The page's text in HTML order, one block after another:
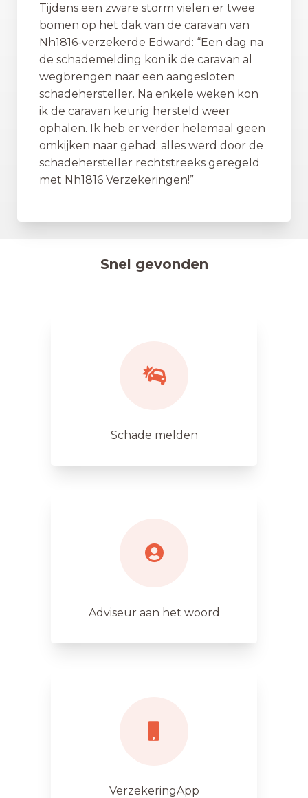
Tijdens een zware storm vielen er twee
bomen op het dak van de caravan van
Nh1816-verzekerde Edward: “Een dag na
de schademelding kon ik de caravan al
wegbrengen naar een aangesloten
schadehersteller. Na enkele weken kon
ik de caravan keurig hersteld weer
ophalen. Ik heb er verder helemaal geen
omkijken naar gehad; alles werd door de
schadehersteller rechtstreeks geregeld
met Nh1816 Verzekeringen!”
Snel gevonden
Schade melden
Adviseur aan het woord
VerzekeringApp